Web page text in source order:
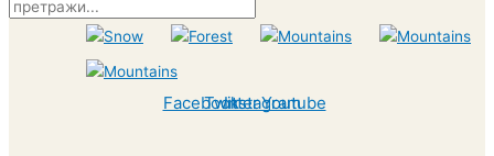
Facebook
Twitter
Instagram
Youtube